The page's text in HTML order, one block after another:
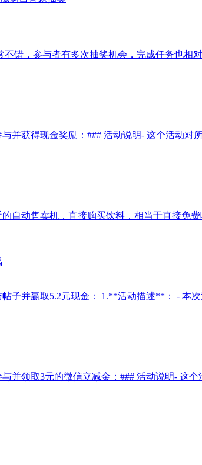
错，参与者有多次抽奖机会，完成任务也相
并获得现金奖励：### 活动说明- 这个活动对
自动售卖机，直接购买饮料，相当于直接免
子并赢取5.2元现金： 1.**活动描述**： - 本次
并领取3元的微信立减金：### 活动说明- 这